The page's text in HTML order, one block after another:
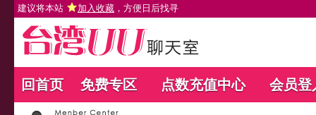
建议将本站 加入收藏 ，方便日后找寻
回首页 免费专区 点数充值中心 会员登